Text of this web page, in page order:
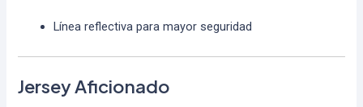
Línea reflectiva para mayor seguridad
Jersey Aficionado